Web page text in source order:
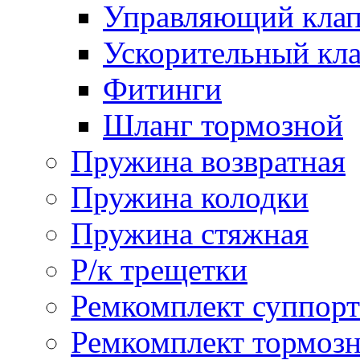
Управляющий
Ускорительный
Фитинги
Шланг тормозной
Пружина возвратная
Пружина колодки
Пружина стяжная
Р/к трещетки
Ремкомплект
Ремкомплект